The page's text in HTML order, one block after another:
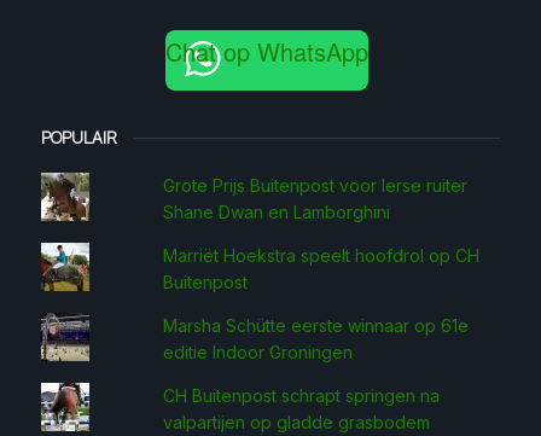
Chat op WhatsApp
POPULAIR
Grote Prijs Buitenpost voor Ierse ruiter
Shane Dwan en Lamborghini
Marriët Hoekstra speelt hoofdrol op CH
Buitenpost
Marsha Schütte eerste win­naar op 61e
editie Indoor Groningen
CH Buitenpost schrapt springen na
valpartijen op gladde grasbodem